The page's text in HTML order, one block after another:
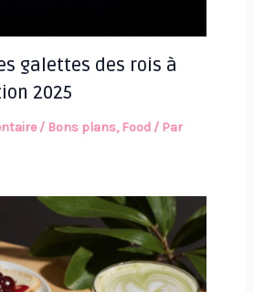
galettes des rois à
2025
/ Bons plans, Food/ Par